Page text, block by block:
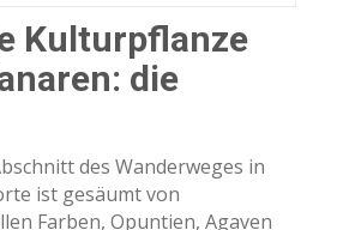
Kulturpflanze
die
des Wanderweges in
ist gesäumt von
Farben, Opuntien, Agaven